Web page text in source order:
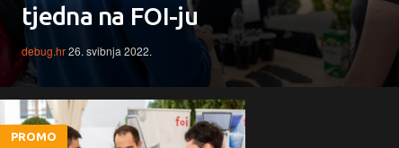
tjedna na FOI-ju
debug.hr26. svibnja 2022.
PROMO